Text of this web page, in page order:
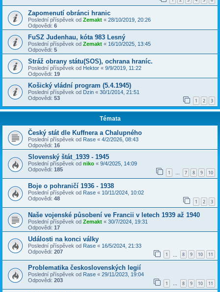
Zapomenutí obránci hranic
Poslední příspěvek od Zemakt « 28/10/2019, 20:26
Odpovědi: 6
FuSZ Judenhau, kóta 983 Lesný
Poslední příspěvek od Zemakt « 16/10/2025, 13:45
Odpovědi: 5
Stráž obrany státu(SOS), ochrana hraníc.
Poslední příspěvek od Hektor « 9/9/2019, 11:22
Odpovědi: 19
Košický vládní program (5.4.1945)
Poslední příspěvek od Dzin « 30/1/2014, 21:51
Odpovědi: 53 1 2 3
Témata
Český stát dle Kuffnera a Chalupného
Poslední příspěvek od Rase « 4/2/2026, 08:43
Odpovědi: 16
Slovenský štát_1939 - 1945
Poslední příspěvek od niko « 9/4/2025, 14:09
Odpovědi: 185 1 … 7 8 9 10
Boje o pohraničí 1936 - 1938
Poslední příspěvek od Rase « 10/11/2024, 10:02
Odpovědi: 48 1 2 3
Naše vojenské působení ve Francii v letech 1939 až 1940
Poslední příspěvek od Zemakt « 30/7/2024, 19:31
Odpovědi: 17
Události na konci války
Poslední příspěvek od Rase « 16/5/2024, 21:33
Odpovědi: 207 1 8 9 10 11
Problematika československých legií
Poslední příspěvek od Rase « 29/11/2023, 19:04
Odpovědi: 203 1 … 8 9 10 11